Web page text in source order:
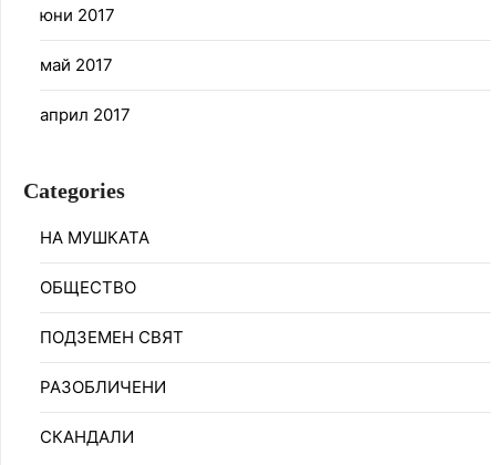
юни 2017
май 2017
април 2017
Categories
НА МУШКАТА
ОБЩЕСТВО
ПОДЗЕМЕН СВЯТ
РАЗОБЛИЧЕНИ
СКАНДАЛИ